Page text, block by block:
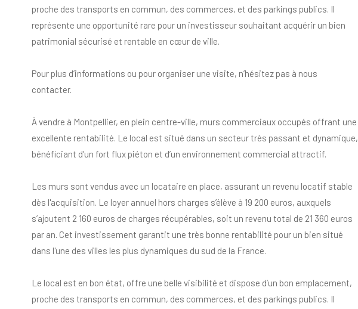
proche des transports en commun, des commerces, et des parkings publics. Il
représente une opportunité rare pour un investisseur souhaitant acquérir un bien
patrimonial sécurisé et rentable en cœur de ville.
Pour plus d’informations ou pour organiser une visite, n’hésitez pas à nous
contacter.
À vendre à Montpellier, en plein centre-ville, murs commerciaux occupés offrant une
excellente rentabilité. Le local est situé dans un secteur très passant et dynamique,
bénéficiant d’un fort flux piéton et d’un environnement commercial attractif.
Les murs sont vendus avec un locataire en place, assurant un revenu locatif stable
dès l'acquisition. Le loyer annuel hors charges s’élève à 19 200 euros, auxquels
s’ajoutent 2 160 euros de charges récupérables, soit un revenu total de 21 360 euros
par an. Cet investissement garantit une très bonne rentabilité pour un bien situé
dans l'une des villes les plus dynamiques du sud de la France.
Le local est en bon état, offre une belle visibilité et dispose d’un bon emplacement,
proche des transports en commun, des commerces, et des parkings publics. Il